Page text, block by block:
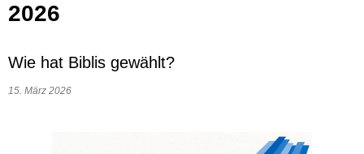
2026
Wie hat Biblis gewählt?
15. März 2026